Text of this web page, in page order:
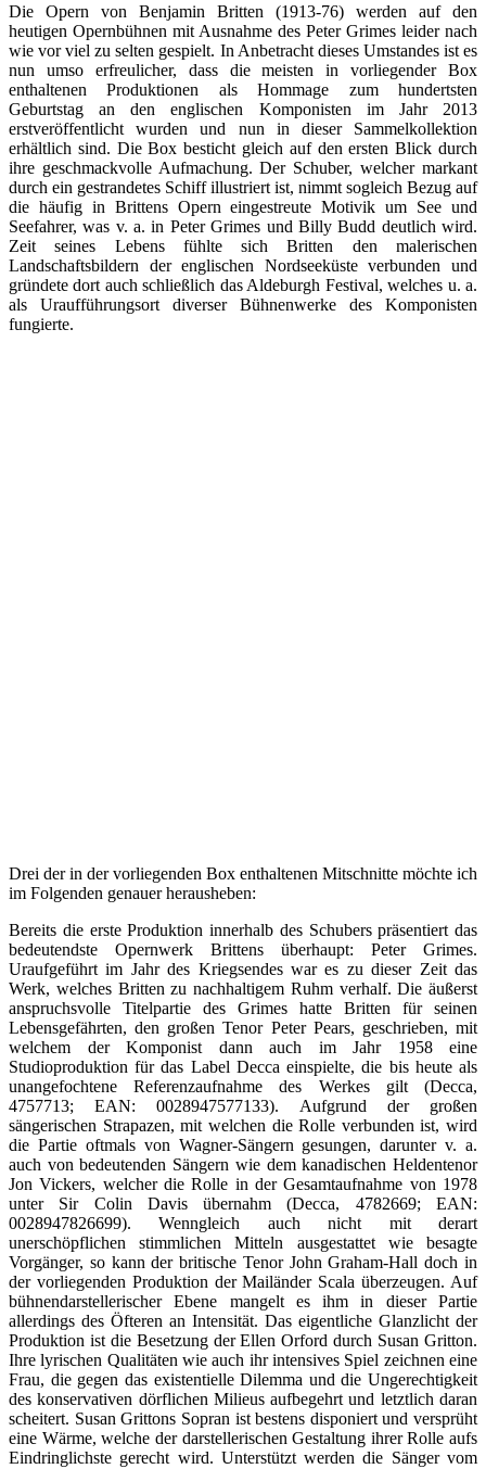
Die Opern von Benjamin Britten (1913-76) werden auf den
heutigen Opernbühnen mit Ausnahme des Peter Grimes leider nach
wie vor viel zu selten gespielt. In Anbetracht dieses Umstandes ist es
nun umso erfreulicher, dass die meisten in vorliegender Box
enthaltenen Produktionen als Hommage zum hundertsten
Geburtstag an den englischen Komponisten im Jahr 2013
erstveröffentlicht wurden und nun in dieser Sammelkollektion
erhältlich sind. Die Box besticht gleich auf den ersten Blick durch
ihre geschmackvolle Aufmachung. Der Schuber, welcher markant
durch ein gestrandetes Schiff illustriert ist, nimmt sogleich Bezug auf
die häufig in Brittens Opern eingestreute Motivik um See und
Seefahrer, was v. a. in Peter Grimes und Billy Budd deutlich wird.
Zeit seines Lebens fühlte sich Britten den malerischen
Landschaftsbildern der englischen Nordseeküste verbunden und
gründete dort auch schließlich das Aldeburgh Festival, welches u. a.
als Uraufführungsort diverser Bühnenwerke des Komponisten
fungierte.
Drei der in der vorliegenden Box enthaltenen Mitschnitte möchte ich
im Folgenden genauer herausheben:
Bereits die erste Produktion innerhalb des Schubers präsentiert das
bedeutendste Opernwerk Brittens überhaupt: Peter Grimes.
Uraufgeführt im Jahr des Kriegsendes war es zu dieser Zeit das
Werk, welches Britten zu nachhaltigem Ruhm verhalf. Die äußerst
anspruchsvolle Titelpartie des Grimes hatte Britten für seinen
Lebensgefährten, den großen Tenor Peter Pears, geschrieben, mit
welchem der Komponist dann auch im Jahr 1958 eine
Studioproduktion für das Label Decca einspielte, die bis heute als
unangefochtene Referenzaufnahme des Werkes gilt (Decca,
4757713; EAN: 0028947577133). Aufgrund der großen
sängerischen Strapazen, mit welchen die Rolle verbunden ist, wird
die Partie oftmals von Wagner-Sängern gesungen, darunter v. a.
auch von bedeutenden Sängern wie dem kanadischen Heldentenor
Jon Vickers, welcher die Rolle in der Gesamtaufnahme von 1978
unter Sir Colin Davis übernahm (Decca, 4782669; EAN:
0028947826699). Wenngleich auch nicht mit derart
unerschöpflichen stimmlichen Mitteln ausgestattet wie besagte
Vorgänger, so kann der britische Tenor John Graham-Hall doch in
der vorliegenden Produktion der Mailänder Scala überzeugen. Auf
bühnendarstellerischer Ebene mangelt es ihm in dieser Partie
allerdings des Öfteren an Intensität. Das eigentliche Glanzlicht der
Produktion ist die Besetzung der Ellen Orford durch Susan Gritton.
Ihre lyrischen Qualitäten wie auch ihr intensives Spiel zeichnen eine
Frau, die gegen das existentielle Dilemma und die Ungerechtigkeit
des konservativen dörflichen Milieus aufbegehrt und letztlich daran
scheitert. Susan Grittons Sopran ist bestens disponiert und versprüht
eine Wärme, welche der darstellerischen Gestaltung ihrer Rolle aufs
Eindringlichste gerecht wird. Unterstützt werden die Sänger vom